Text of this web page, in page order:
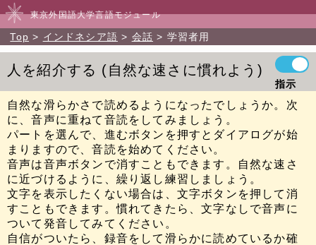
東京外国語大学言語モジュール
Top インドネシア語 会話 学習者用
人を紹介する 自然な速さに慣れよう
指示
自然な滑らかさで読めるようになったでしょうか。次
に、音声に重ねて音読をしてみましょう。
パートを選んで、進むボタンを押すとダイアログが始
まりますので、音読を始めてください。
音声は音声ボタンで消すこともできます。自然な速さ
に近づけるように、繰り返し練習しましょう。
文字を表示したくない場合は、文字ボタンを押して消
すこともできます。慣れてきたら、文字なしで音声に
ついて発音してみてください。
自信がついたら、録音をして滑らかに読めているか確